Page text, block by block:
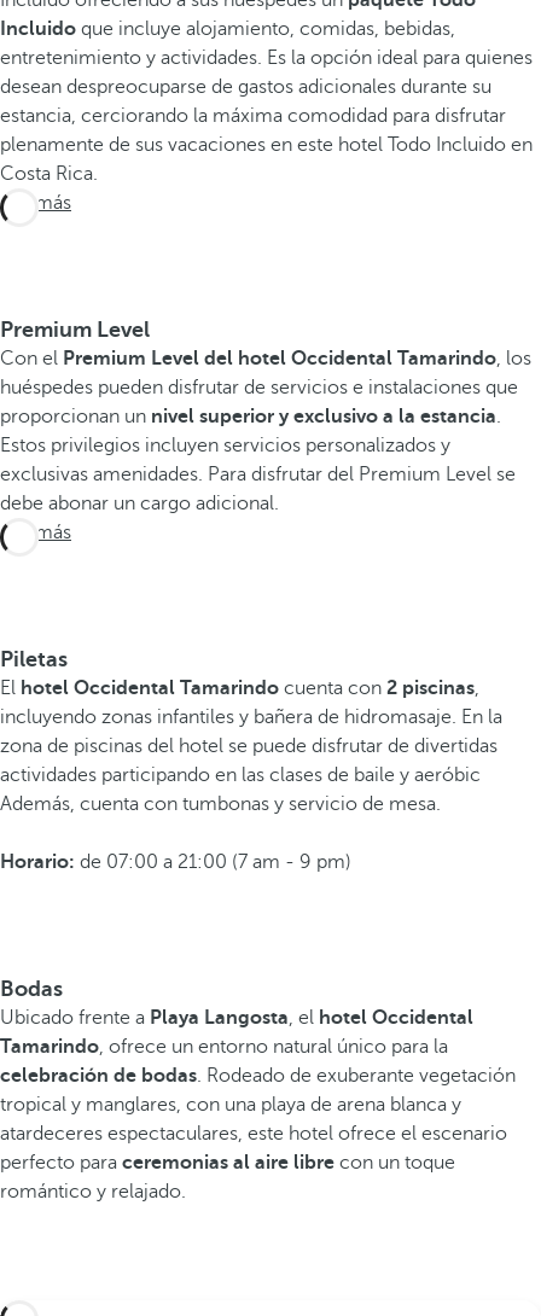
Incluido que incluye alojamiento, comidas, bebidas,
entretenimiento y actividades. Es la opción ideal para quienes
desean despreocuparse de gastos adicionales durante su
estancia, cerciorando la máxima comodidad para disfrutar
plenamente de sus vacaciones en este hotel Todo Incluido en
Costa Rica.
Ver más
Premium Level
Con el Premium Level del hotel Occidental Tamarindo , los
huéspedes pueden disfrutar de servicios e instalaciones que
proporcionan un nivel superior y exclusivo a la estancia
Estos privilegios incluyen servicios personalizados y
exclusivas amenidades. Para disfrutar del Premium Level se
debe abonar un cargo adicional.
Ver más
Piletas
El hotel Occidental Tamarindo cuenta con 2 piscinas
incluyendo zonas infantiles y bañera de hidromasaje. En la
zona de piscinas del hotel se puede disfrutar de divertidas
actividades participando en las clases de baile y aeróbic
Además, cuenta con tumbonas y servicio de mesa.
Horario: de 07:00 a 21:00 (7 am - 9 pm)
Bodas
Ubicado frente a Playa Langosta , el hotel Occidental
Tamarindo , ofrece un entorno natural único para la
celebración de bodas . Rodeado de exuberante vegetación
tropical y manglares, con una playa de arena blanca y
atardeceres espectaculares, este hotel ofrece el escenario
perfecto para ceremonias al aire libre con un toque
romántico y relajado.